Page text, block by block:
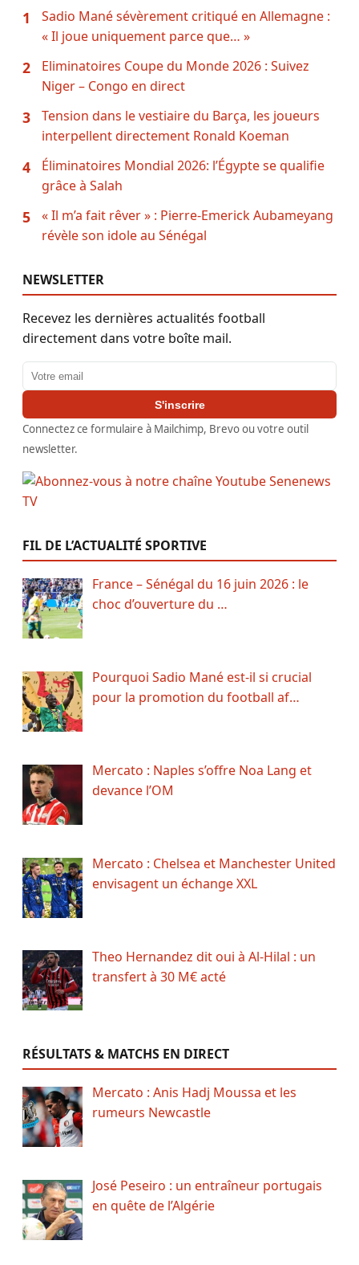
1
Sadio Mané sévèrement critiqué en Allemagne :
« Il joue uniquement parce que… »
2
Eliminatoires Coupe du Monde 2026 : Suivez
Niger – Congo en direct
3
Tension dans le vestiaire du Barça, les joueurs
interpellent directement Ronald Koeman
4
Éliminatoires Mondial 2026: l’Égypte se qualifie
grâce à Salah
5
« Il m’a fait rêver » : Pierre-Emerick Aubameyang
révèle son idole au Sénégal
NEWSLETTER
Recevez les dernières actualités football
directement dans votre boîte mail.
Adresse email
S'inscrire
Connectez ce formulaire à Mailchimp, Brevo ou votre outil
newsletter.
FIL DE L’ACTUALITÉ SPORTIVE
France – Sénégal du 16 juin 2026 : le
choc d’ouverture du …
Pourquoi Sadio Mané est-il si crucial
pour la promotion du football af…
Mercato : Naples s’offre Noa Lang et
devance l’OM
Mercato : Chelsea et Manchester United
envisagent un échange XXL
Theo Hernandez dit oui à Al-Hilal : un
transfert à 30 M€ acté
RÉSULTATS & MATCHS EN DIRECT
Mercato : Anis Hadj Moussa et les
rumeurs Newcastle
José Peseiro : un entraîneur portugais
en quête de l’Algérie